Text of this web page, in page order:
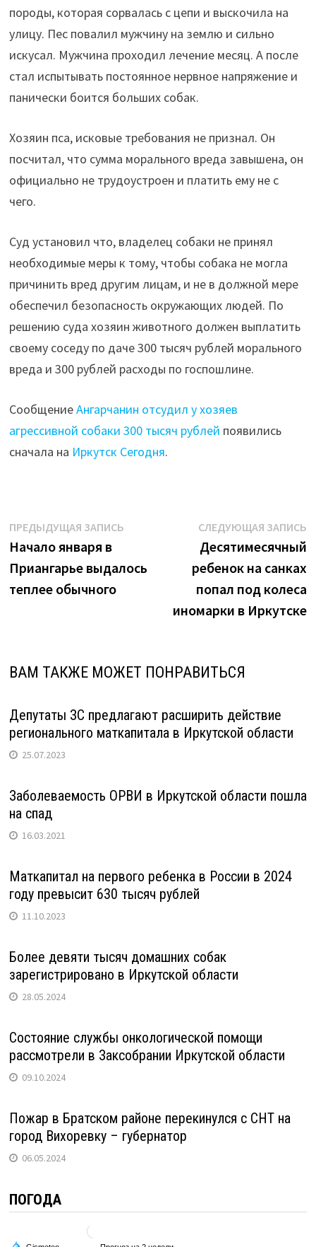
породы, которая сорвалась с цепи и выскочила на
улицу. Пес повалил мужчину на землю и сильно
искусал. Мужчина проходил лечение месяц. А после
стал испытывать постоянное нервное напряжение и
панически боится больших собак.
Хозяин пса, исковые требования не признал. Он
посчитал, что сумма морального вреда завышена, он
официально не трудоустроен и платить ему не с
чего.
Суд установил что, владелец собаки не принял
необходимые меры к тому, чтобы собака не могла
причинить вред другим лицам, и не в должной мере
обеспечил безопасность окружающих людей. По
решению суда хозяин животного должен выплатить
своему соседу по даче 300 тысяч рублей морального
вреда и 300 рублей расходы по госпошлине.
СообщениеАнгарчанин отсудил у хозяев
агрессивной собаки 300 тысяч рублей появились
сначала на Иркутск Сегодня.
Навигация
по
записям
ПРЕДЫДУЩАЯ ЗАПИСЬПредыдущая
Начало января в
Приангарье выдалось
теплее обычного
СЛЕДУЮЩАЯ ЗАПИСЬ
Десятимесячный
ребенок на санках
попал под колеса
иномарки в Иркутске
ВАМ ТАКЖЕ МОЖЕТ ПОНРАВИТЬСЯ
Депутаты ЗС предлагают расширить действие
регионального маткапитала в Иркутской области
25.07.2023
Заболеваемость ОРВИ в Иркутской области пошла
на спад
16.03.2021
Маткапитал на первого ребенка в России в 2024
году превысит 630 тысяч рублей
11.10.2023
Более девяти тысяч домашних собак
зарегистрировано в Иркутской области
28.05.2024
Состояние службы онкологической помощи
рассмотрели в Заксобрании Иркутской области
09.10.2024
Пожар в Братском районе перекинулся с СНТ на
город Вихоревку – губернатор
06.05.2024
ПОГОДА